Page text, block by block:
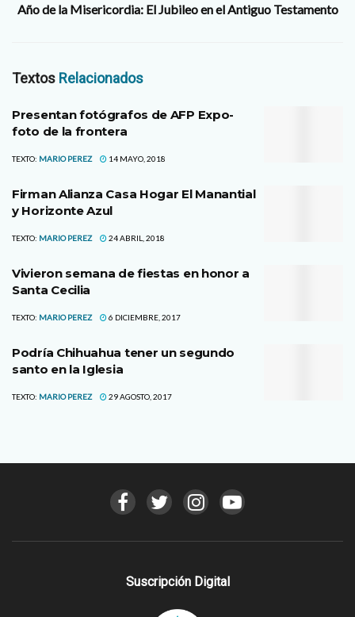
Año de la Misericordia: El Jubileo en el Antiguo Testamento
Textos Relacionados
Presentan fotógrafos de AFP Expo-
foto de la frontera
TEXTO: MARIO PEREZ 14 MAYO, 2018
Firman Alianza Casa Hogar El Manantial
y Horizonte Azul
TEXTO: MARIO PEREZ 24 ABRIL, 2018
Vivieron semana de fiestas en honor a
Santa Cecilia
TEXTO: MARIO PEREZ 6 DICIEMBRE, 2017
Podría Chihuahua tener un segundo
santo en la Iglesia
TEXTO: MARIO PEREZ 29 AGOSTO, 2017
Suscripción Digital